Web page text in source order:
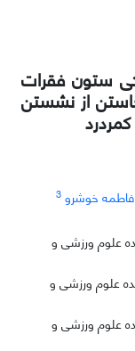
ستون فقرات
از نشستن
فاطمه خوشرو 3
علوم ورزشی و
علوم ورزشی و
علوم ورزشی و